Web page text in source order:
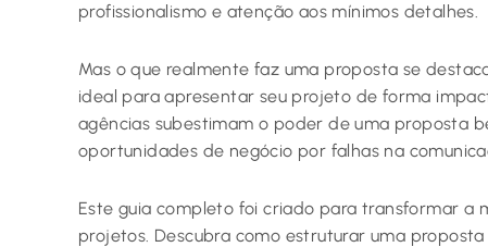
profissionalismo e atenção aos mínimos detalhes.
Mas o que realmente faz uma proposta se
ideal para apresentar seu projeto de forma
agências subestimam o poder de uma proposta
oportunidades de negócio por falhas na
Este guia completo foi criado para transformar a
projetos. Descubra como estruturar uma